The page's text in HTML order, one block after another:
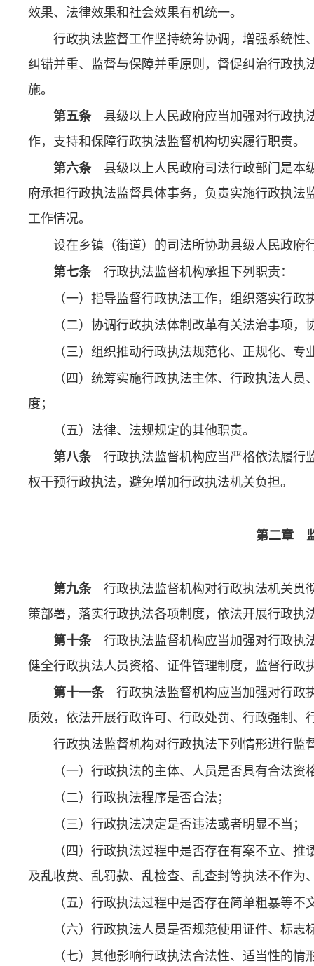
效果、法律效果和社会效果有机统一。
行政执法监督工作坚持统筹协调，增强系统性
纠错并重、监督与保障并重原则，督促纠治行政
施。
第五条 县级以上人民政府应当加强对行政执
作，支持和保障行政执法监督机构切实履行职责。
第六条 县级以上人民政府司法行政部门是本
府承担行政执法监督具体事务，负责实施行政执
工作情况。
设在乡镇（街道）的司法所协助县级人民政府
第七条 行政执法监督机构承担下列职责：
（一）指导监督行政执法工作，组织落实行
（二）协调行政执法体制改革有关法治事项，
（三）组织推动行政执法规范化、正规化、专
（四）统筹实施行政执法主体、行政执法人
度；
（五）法律、法规规定的其他职责。
第八条 行政执法监督机构应当严格依法履行
权干预行政执法，避免增加行政执法机关负担。
第二章
第九条 行政执法监督机构对行政执法机关贯
策部署，落实行政执法各项制度，依法开展行政执
第十条 行政执法监督机构应当加强对行政执
健全行政执法人员资格、证件管理制度，监督行政
第十一条 行政执法监督机构应当加强对行政
质效，依法开展行政许可、行政处罚、行政强制
行政执法监督机构对行政执法下列情形进行监
（一）行政执法的主体、人员是否具有合法资
（二）行政执法程序是否合法；
（三）行政执法决定是否违法或者明显不当；
（四）行政执法过程中是否存在有案不立、
及乱收费、乱罚款、乱检查、乱查封等执法不作为
（五）行政执法过程中是否存在简单粗暴等不
（六）行政执法人员是否规范使用证件、标
（七）其他影响行政执法合法性、适当性的情